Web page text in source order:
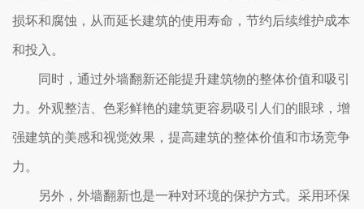
损坏和腐蚀，从而延长建筑的使用寿命，节约后续维护成本
和投入。
同时，通过外墙翻新还能提升建筑物的整体价值和吸引
力。外观整洁、色彩鲜艳的建筑更容易吸引人们的眼球，增
强建筑的美感和视觉效果，提高建筑的整体价值和市场竞争
力。
另外，外墙翻新也是一种对环境的保护方式。采用环保